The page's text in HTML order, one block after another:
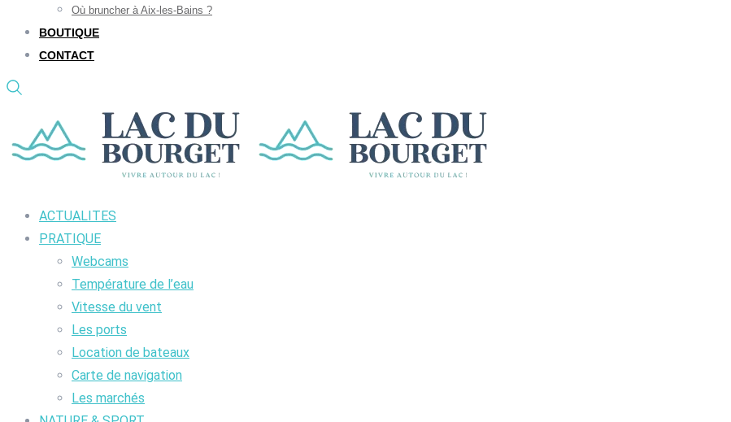
Où bruncher à Aix-les-Bains ?
BOUTIQUE
CONTACT
ACTUALITES
PRATIQUE
Webcams
Température de l’eau
Vitesse du vent
Les ports
Location de bateaux
Carte de navigation
Les marchés